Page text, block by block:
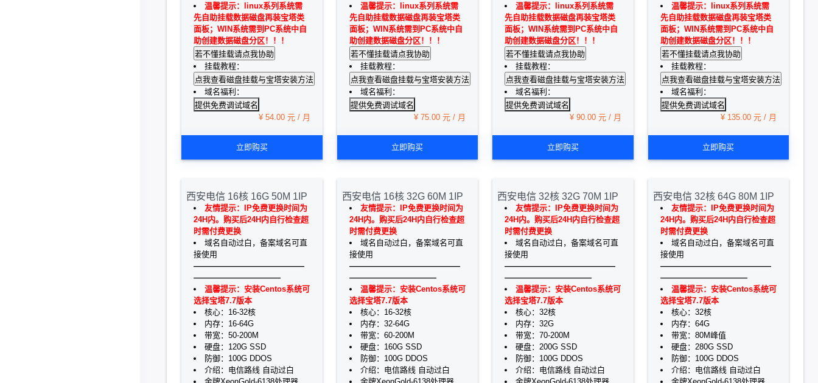
温馨提示：linux系列系统需
先自助挂载数据磁盘再装宝塔类
面板；WIN系统需到PC系统中自
助创建数据磁盘分区！！！
挂载教程：
域名福利：
提供免费调试域名
¥ 54.00 元 / 月
立即购买
温馨提示：linux系列系统需
先自助挂载数据磁盘再装宝塔类
面板；WIN系统需到PC系统中自
助创建数据磁盘分区！！！
挂载教程：
域名福利：
提供免费调试域名
¥ 75.00 元 / 月
立即购买
温馨提示：linux系列系统需
先自助挂载数据磁盘再装宝塔类
面板；WIN系统需到PC系统中自
助创建数据磁盘分区！！！
挂载教程：
域名福利：
提供免费调试域名
¥ 90.00 元 / 月
立即购买
温馨提示：linux系列系统需
先自助挂载数据磁盘再装宝塔类
面板；WIN系统需到PC系统中自
助创建数据磁盘分区！！！
挂载教程：
域名福利：
提供免费调试域名
¥ 135.00 元 / 月
立即购买
​西安电信 16核 16G 50M 1IP
友情提示：IP免费更换时间为
24H内。购买后24H内自行检查超
时需付费更换
域名自动过白，备案域名可直
接使用
——————————————
———————————
温馨提示：安装Centos系统可
选择宝塔7.7版本
核心：16-32核
内存：16-64G
带宽：50-200M
硬盘：120G SSD
防御：100G DDOS
介绍：电信路线 自动过白
西安电信 16核 32G 60M 1IP
友情提示：IP免费更换时间为
24H内。购买后24H内自行检查超
时需付费更换
域名自动过白，备案域名可直
接使用
——————————————
———————————
温馨提示：安装Centos系统可
选择宝塔7.7版本
核心：16-32核
内存：32-64G
带宽：60-200M
硬盘：160G SSD
防御：100G DDOS
介绍：电信路线 自动过白
西安电信 32核 32G 70M 1IP
友情提示：IP免费更换时间为
24H内。购买后24H内自行检查超
时需付费更换
域名自动过白，备案域名可直
接使用
——————————————
———————————
温馨提示：安装Centos系统可
选择宝塔7.7版本
核心：32核
内存：32G
带宽：70-200M
硬盘：200G SSD
防御：100G DDOS
介绍：电信路线 自动过白
西安电信 32核 64G 80M 1IP
友情提示：IP免费更换时间为
24H内。购买后24H内自行检查超
时需付费更换
域名自动过白，备案域名可直
接使用
——————————————
———————————
温馨提示：安装Centos系统可
选择宝塔7.7版本
核心：32核
内存：64G
带宽：80M峰值
硬盘：280G SSD
防御：100G DDOS
介绍：电信路线 自动过白